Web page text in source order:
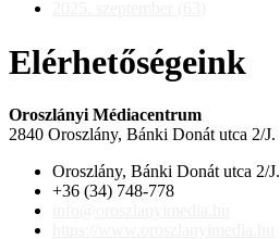
Elérhetőségeink
Oroszlányi Médiacentrum
2840 Oroszlány, Bánki Donát utca 2/J.
Oroszlány, Bánki Donát utca 2/J.
+36 (34) 748-778